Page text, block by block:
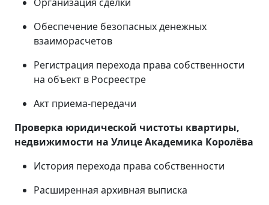
Обеспечение безопасных денежных
взаиморасчетов
Регистрация перехода права собственности
на объект в Росреестре
Акт приема-передачи
Проверка юридической чистоты квартиры,
недвижимости на Улице Академика Королёва
История перехода права собственности
Расширенная архивная выписка